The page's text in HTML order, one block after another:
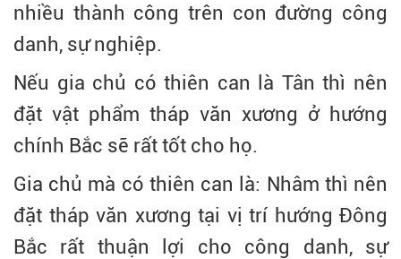
nhiều thành công trên con đường công
danh, sự nghiệp.
Nếu gia chủ có thiên can là Tân thì nên
đặt vật phẩm tháp văn xương ở hướng
chính Bắc sẽ rất tốt cho họ.
Gia chủ mà có thiên can là: Nhâm thì nên
đặt tháp văn xương tại vị trí hướng Đông
Bắc rất thuận lợi cho công danh, sự